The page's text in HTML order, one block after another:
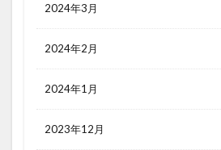
2024年3月
2024年2月
2024年1月
2023年12月